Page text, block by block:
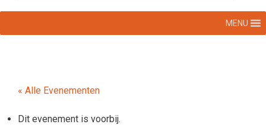
MENU
« Alle Evenementen
Dit evenement is voorbij.